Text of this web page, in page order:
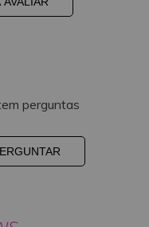
perguntas